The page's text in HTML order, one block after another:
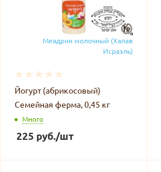
Меадрин молочный (Халав
Исраэль)
Йогурт (абрикосовый)
Семейная ферма, 0,45 кг
Много
225 руб./шт